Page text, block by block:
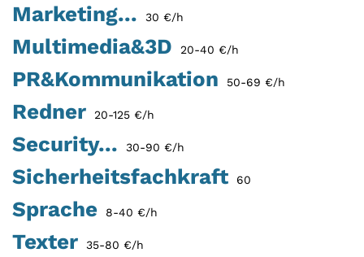
Marketing... 30 €/h
Multimedia&3D 20-40 €/h
PR&Kommunikation 50-69 €/h
Redner 20-125 €/h
Security... 30-90 €/h
Sicherheitsfachkraft 60
Sprache 8-40 €/h
Texter 35-80 €/h